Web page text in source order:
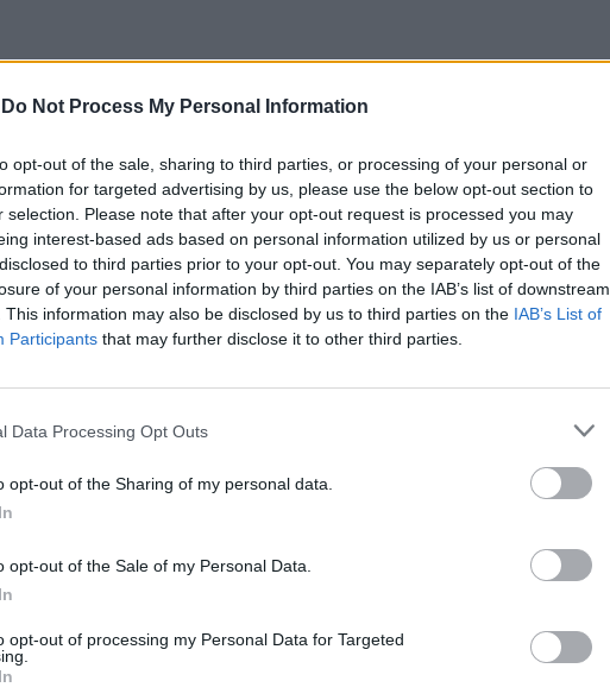
Do Not Process My Personal Information
opt-out of the sale, sharing to third parties, or processing of your personal or
for targeted advertising by us, please use the below opt-out section to
selection. Please note that after your opt-out request is processed you may
interest-based ads based on personal information utilized by us or personal
to third parties prior to your opt-out. You may separately opt-out of the
of your personal information by third parties on the IAB’s list of downstream
This information may also be disclosed by us to third parties on the IAB’s List of
Participants that may further disclose it to other third parties.
Data Processing Opt Outs
opt-out of the Sharing of my personal data.
opt-out of the Sale of my Personal Data.
opt-out of processing my Personal Data for Targeted
aumento do preço das portagens em cada ano
a variação a praticar em cada ano tem como
no continente verificada no último mês para o
data-limite para os concessionários
para o ano seguinte. De acordo com os dados
situou-se em 2,11%.
em 2022 com as concessionárias das
imposto a uma subida de cerca de 10% em